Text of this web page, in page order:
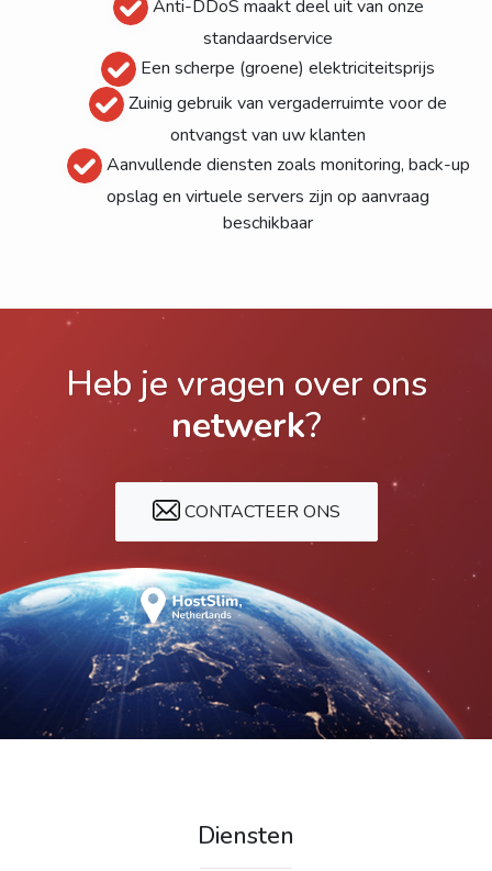
Anti-DDoS maakt deel uit van onze
standaardservice
Een scherpe (groene) elektriciteitsprijs
Zuinig gebruik van vergaderruimte voor de
ontvangst van uw klanten
Aanvullende diensten zoals monitoring, back-up
opslag en virtuele servers zijn op aanvraag
beschikbaar
Heb je vragen over ons
netwerk?
CONTACTEER ONS
Diensten